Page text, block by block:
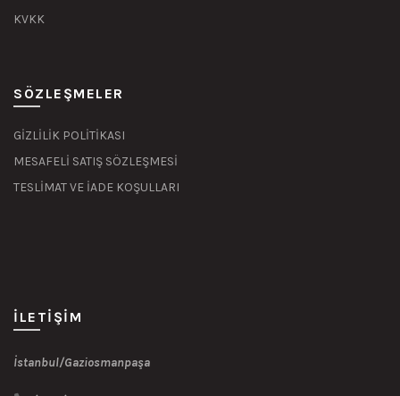
KVKK
SÖZLEŞMELER
GİZLİLİK POLİTİKASI
MESAFELİ SATIŞ SÖZLEŞMESİ
TESLİMAT VE İADE KOŞULLARI
İLETIŞIM
İstanbul/Gaziosmanpaşa